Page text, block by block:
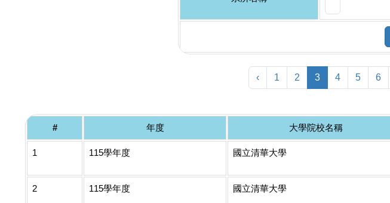
‹ 1 2 3 4 5 6
# 年度 大學院校名稱
1 115學年度 國立清華大學
2 115學年度 國立清華大學